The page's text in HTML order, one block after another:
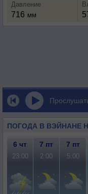
Давление
716 мм
ПОГОДА В ВЭЙНАНЕ
6 чт 7 пт 7 пт
23:00 2:00 5:00